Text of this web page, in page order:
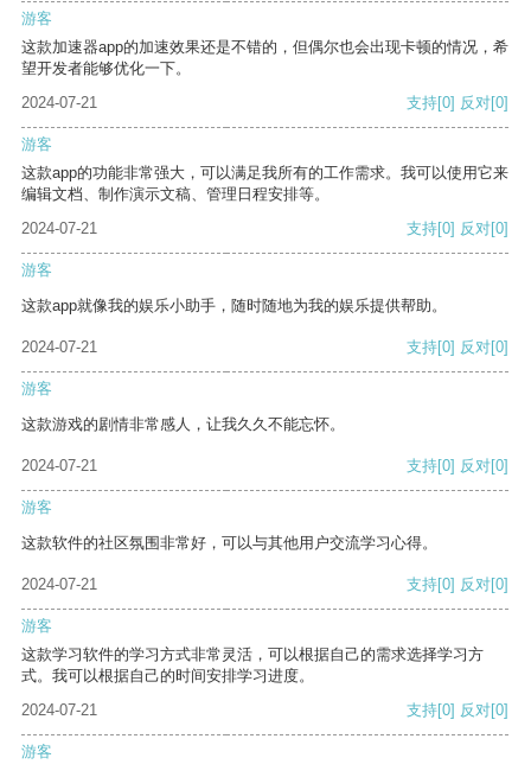
游客
这款加速器app的加速效果还是不错的，但偶尔也会出现卡顿的情况，希
望开发者能够优化一下。
2024-07-21
支持[0] 反对[0]
游客
这款app的功能非常强大，可以满足我所有的工作需求。我可以使用它来
编辑文档、制作演示文稿、管理日程安排等。
2024-07-21
支持[0] 反对[0]
游客
这款app就像我的娱乐小助手，随时随地为我的娱乐提供帮助。
2024-07-21 支持[0] 反对[0]
游客
这款游戏的剧情非常感人，让我久久不能忘怀。
2024-07-21 支持[0] 反对[0]
游客
这款软件的社区氛围非常好，可以与其他用户交流学习心得。
2024-07-21 支持[0] 反对[0]
游客
这款学习软件的学习方式非常灵活，可以根据自己的需求选择学习方
式。我可以根据自己的时间安排学习进度。
2024-07-21
支持[0] 反对[0]
游客